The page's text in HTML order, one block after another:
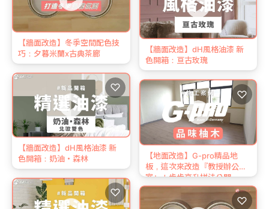
【牆面改造】dH風格油漆 新
色開箱：亘古玫瑰
【地面改造】G-pro精品地
板，這次來改造『教授辦公
室』！步步高升拼法公開
♡
【牆面改造】冬季空間配色技
巧：夕暮米蘭x古典茶廊
♡
【牆面改造】dH風格油漆 新
色開箱：奶油・森林
♡
♡